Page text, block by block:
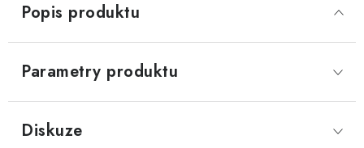
Popis produktu
Parametry produktu
Diskuze